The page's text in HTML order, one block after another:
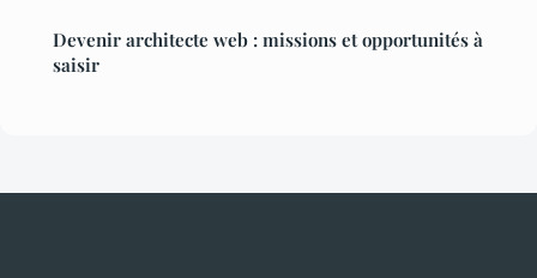
Devenir architecte web : missions et opportunités à
saisir